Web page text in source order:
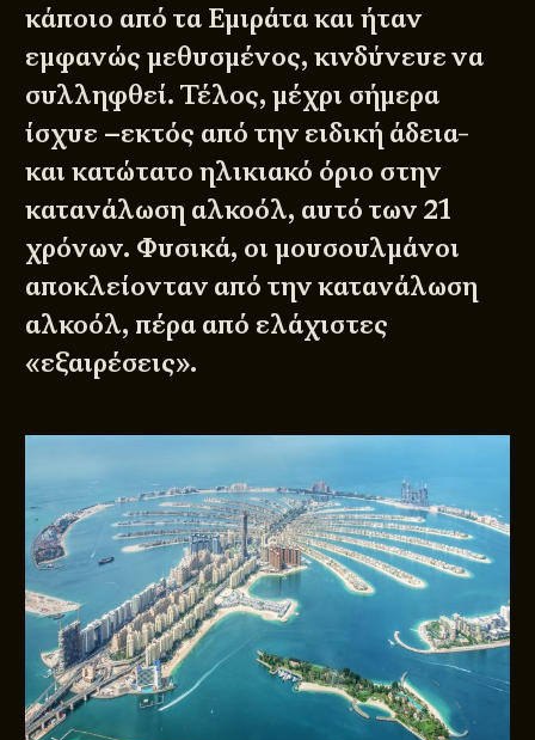
κάποιο από τα Εμιράτα και ήταν
εμφανώς μεθυσμένος, κινδύνευε να
συλληφθεί. Τέλος, μέχρι σήμερα
ίσχυε –εκτός από την ειδική άδεια-
και κατώτατο ηλικιακό όριο στην
κατανάλωση αλκοόλ, αυτό των 21
χρόνων. Φυσικά, οι μουσουλμάνοι
αποκλείονταν από την κατανάλωση
αλκοόλ, πέρα από ελάχιστες
«εξαιρέσεις».